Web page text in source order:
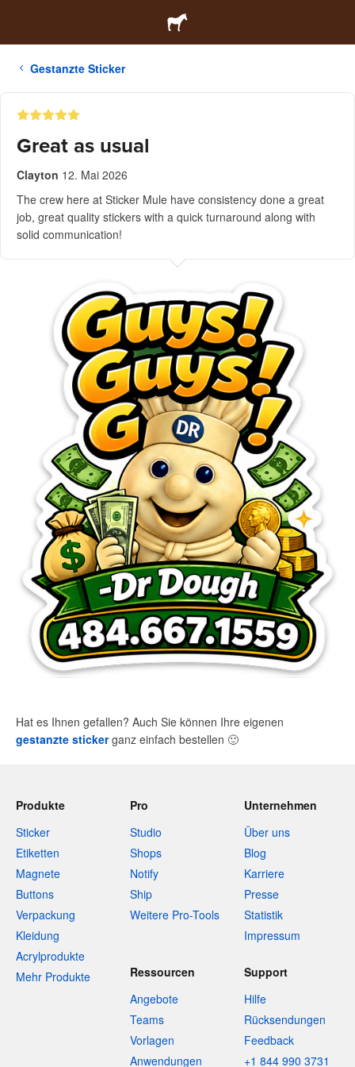
Gestanzte Sticker
Great as usual
Clayton 12. Mai 2026
The crew here at Sticker Mule have consistency done a great
job, great quality stickers with a quick turnaround along with
solid communication!
Hat es Ihnen gefallen? Auch Sie können Ihre eigenen
gestanzte stickerganz einfach bestellen 🙂
Produkte
Sticker
Etiketten
Magnete
Buttons
Verpackung
Kleidung
Acrylprodukte
Mehr Produkte
Pro
Studio
Shops
Notify
Ship
Weitere Pro-Tools
Unternehmen
Über uns
Blog
Karriere
Presse
Statistik
Impressum
Ressourcen
Angebote
Teams
Vorlagen
Anwendungen
Support
Hilfe
Rücksendungen
Feedback
+1 844 990 3731